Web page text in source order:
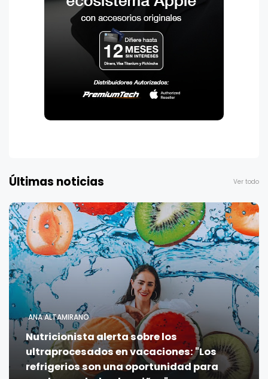
Últimas noticias Ver todo
ANA ALTAMIRANO
Nutricionista alerta sobre los
ultraprocesados en vacaciones: "Los
refrigerios son una oportunidad para